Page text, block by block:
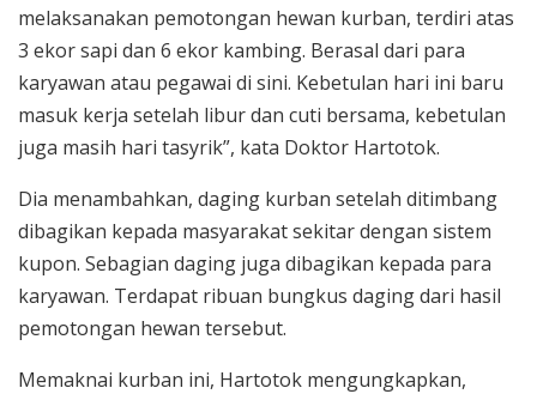
melaksanakan pemotongan hewan kurban, terdiri atas
3 ekor sapi dan 6 ekor kambing. Berasal dari para
karyawan atau pegawai di sini. Kebetulan hari ini baru
masuk kerja setelah libur dan cuti bersama, kebetulan
juga masih hari tasyrik”, kata Doktor Hartotok.
Dia menambahkan, daging kurban setelah ditimbang
dibagikan kepada masyarakat sekitar dengan sistem
kupon. Sebagian daging juga dibagikan kepada para
karyawan. Terdapat ribuan bungkus daging dari hasil
pemotongan hewan tersebut.
Memaknai kurban ini, Hartotok mengungkapkan,